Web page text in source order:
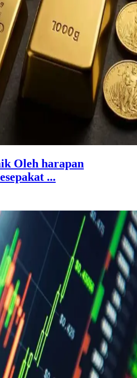
Oleh harapan
...